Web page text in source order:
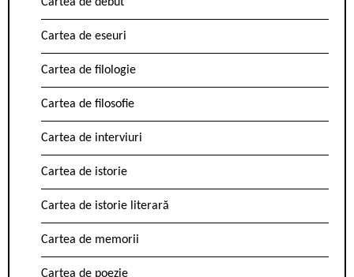
Cartea de debut
Cartea de eseuri
Cartea de filologie
Cartea de filosofie
Cartea de interviuri
Cartea de istorie
Cartea de istorie literară
Cartea de memorii
Cartea de poezie